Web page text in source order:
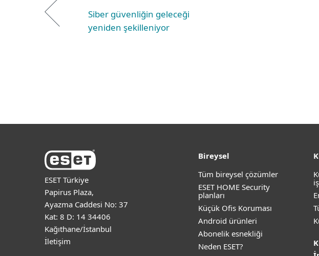
Siber güvenliğin geleceği
yeniden şekilleniyor
ESET Türkiye
Papirus Plaza,
Ayazma Caddesi No: 37
Kat: 8 D: 14 34406
Kağıthane/İstanbul
İletişim
Bireysel
Tüm bireysel çözümler
ESET HOME Security
planları
Küçük Ofis Koruması
Android ürünleri
Abonelik esnekliği
Neden ESET?